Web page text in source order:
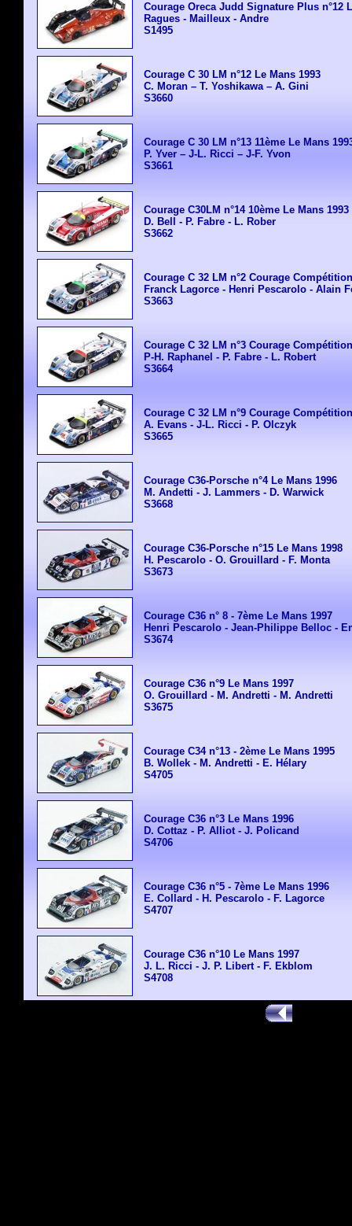
Courage Oreca Judd Signature Plus n°12
Ragues - Mailleux - Andre
S1495
Courage C 30 LM n°12 Le Mans 1993
C. Moran – T. Yoshikawa – A. Gini
S3660
Courage C 30 LM n°13 11ème Le Mans
P. Yver – J-L. Ricci – J-F. Yvon
S3661
Courage C30LM n°14 10ème Le Mans 1993
D. Bell - P. Fabre - L. Rober
S3662
Courage C 32 LM n°2 Courage
Franck Lagorce - Henri Pescarolo - Alain
S3663
Courage C 32 LM n°3 Courage
P-H. Raphanel - P. Fabre - L. Robert
S3664
Courage C 32 LM n°9 Courage
A. Evans - J-L. Ricci - P. Olczyk
S3665
Courage C36-Porsche n°4 Le Mans 1996
M. Andetti - J. Lammers - D. Warwick
S3668
Courage C36-Porsche n°15 Le Mans 1998
H. Pescarolo - O. Grouillard - F. Monta
S3673
Courage C36 n° 8 - 7ème Le Mans 1997
Henri Pescarolo - Jean-Philippe Belloc -
S3674
Courage C36 n°9 Le Mans 1997
O. Grouillard - M. Andretti - M. Andretti
S3675
Courage C34 n°13 - 2ème Le Mans 1995
B. Wollek - M. Andretti - E. Hélary
S4705
Courage C36 n°3 Le Mans 1996
D. Cottaz - P. Alliot - J. Policand
S4706
Courage C36 n°5 - 7ème Le Mans 1996
E. Collard - H. Pescarolo - F. Lagorce
S4707
Courage C36 n°10 Le Mans 1997
J. L. Ricci - J. P. Libert - F. Ekblom
S4708